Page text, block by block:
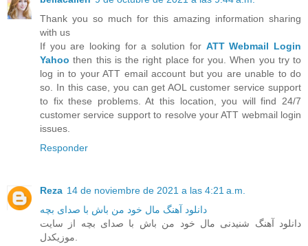
Thank you so much for this amazing information sharing
with us
If you are looking for a solution for ATT Webmail Login
Yahoo then this is the right place for you. When you try to
log in to your ATT email account but you are unable to do
so. In this case, you can get AOL customer service support
to fix these problems. At this location, you will find 24/7
customer service support to resolve your ATT webmail login
issues.
Responder
Reza 14 de noviembre de 2021 a las 4:21 a.m.
دانلود آهنگ مال خود من باش با صدای بچه
دانلود آهنگ شنیدنی مال خود من باش با صدای بچه از سایت